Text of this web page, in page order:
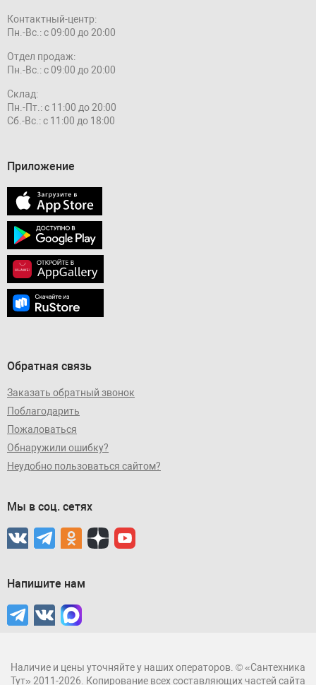
Контактный-центр:
Пн.-Вс.: с 09:00 до 20:00
Отдел продаж:
Пн.-Вс.: с 09:00 до 20:00
Склад:
Пн.-Пт.: с 11:00 до 20:00
Сб.-Вс.: с 11:00 до 18:00
Приложение
Обратная связь
Заказать обратный звонок
Поблагодарить
Пожаловаться
Обнаружили ошибку?
Неудобно пользоваться сайтом?
Мы в соц. сетях
Напишите нам
Наличие и цены уточняйте у наших операторов. © «Сантехника
Тут» 2011-2026. Копирование всех составляющих частей сайта